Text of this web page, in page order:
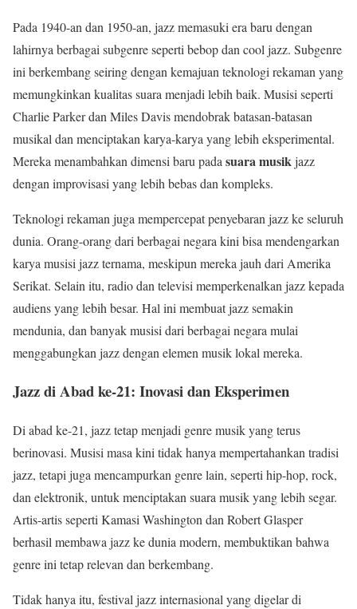
Pada 1940-an dan 1950-an, jazz memasuki era baru dengan
lahirnya berbagai subgenre seperti bebop dan cool jazz. Subgenre
ini berkembang seiring dengan kemajuan teknologi rekaman yang
memungkinkan kualitas suara menjadi lebih baik. Musisi seperti
Charlie Parker dan Miles Davis mendobrak batasan-batasan
musikal dan menciptakan karya-karya yang lebih eksperimental.
Mereka menambahkan dimensi baru pada suara musikjazz
dengan improvisasi yang lebih bebas dan kompleks.
Teknologi rekaman juga mempercepat penyebaran jazz ke seluruh
dunia. Orang-orang dari berbagai negara kini bisa mendengarkan
karya musisi jazz ternama, meskipun mereka jauh dari Amerika
Serikat. Selain itu, radio dan televisi memperkenalkan jazz kepada
audiens yang lebih besar. Hal ini membuat jazz semakin
mendunia, dan banyak musisi dari berbagai negara mulai
menggabungkan jazz dengan elemen musik lokal mereka.
Jazz di Abad ke-21: Inovasi dan Eksperimen
Di abad ke-21, jazz tetap menjadi genre musik yang terus
berinovasi. Musisi masa kini tidak hanya mempertahankan tradisi
jazz, tetapi juga mencampurkan genre lain, seperti hip-hop, rock,
dan elektronik, untuk menciptakan suara musik yang lebih segar.
Artis-artis seperti Kamasi Washington dan Robert Glasper
berhasil membawa jazz ke dunia modern, membuktikan bahwa
genre ini tetap relevan dan berkembang.
Tidak hanya itu, festival jazz internasional yang digelar di